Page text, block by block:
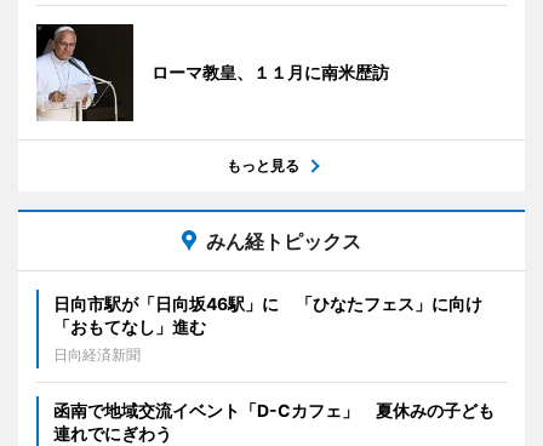
ローマ教皇、１１月に南米歴訪
もっと見る
みん経トピックス
日向市駅が「日向坂46駅」に 「ひなたフェス」に向け
「おもてなし」進む
日向経済新聞
函南で地域交流イベント「D-Cカフェ」 夏休みの子ども
連れでにぎわう